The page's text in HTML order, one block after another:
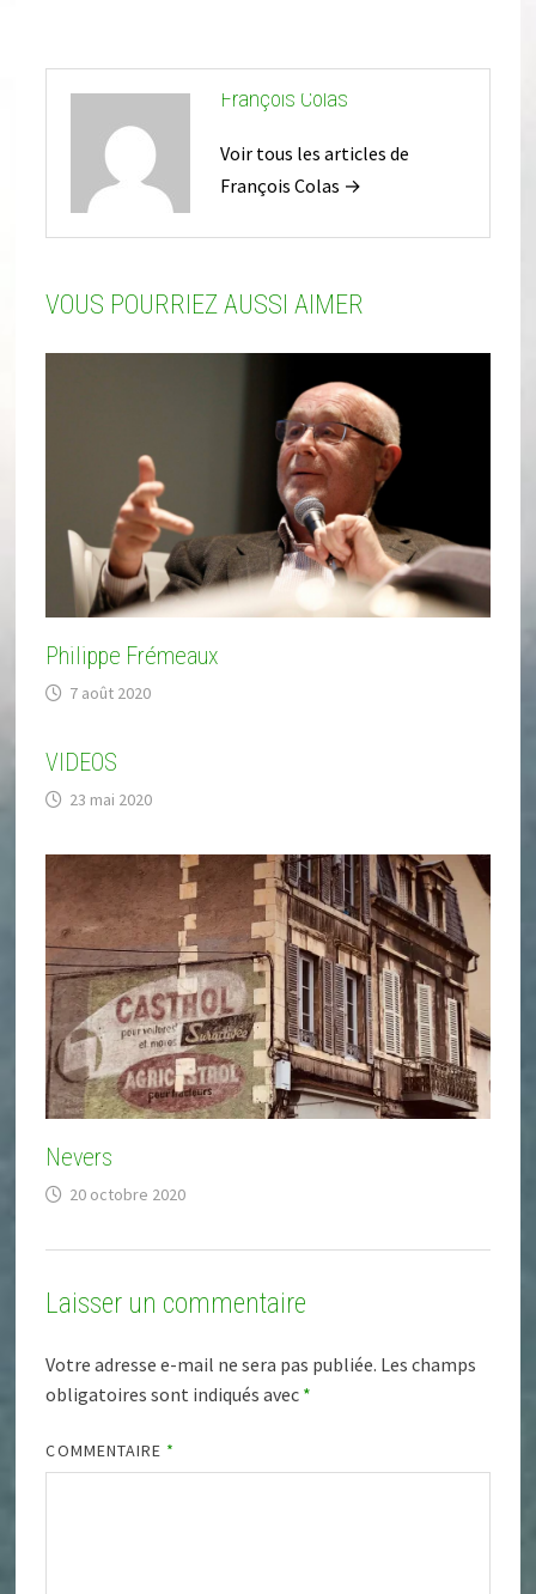
François Colas
Voir tous les articles de
François Colas →
VOUS POURRIEZ AUSSI AIMER
Philippe Frémeaux
7 août 2020
VIDEOS
23 mai 2020
Nevers
20 octobre 2020
Laisser un commentaire
Votre adresse e-mail ne sera pas publiée. Les champs
obligatoires sont indiqués avec *
COMMENTAIRE *